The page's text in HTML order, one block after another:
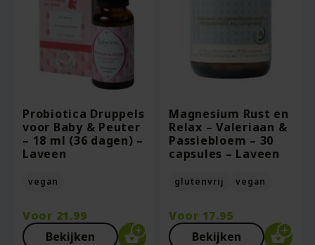
Probiotica Druppels
voor Baby & Peuter
– 18 ml (36 dagen) –
Laveen
vegan
Voor 21.99
Bekijken
Magnesium Rust en
Relax – Valeriaan &
Passiebloem – 30
capsules – Laveen
glutenvrij vegan
Voor 17.95
Bekijken